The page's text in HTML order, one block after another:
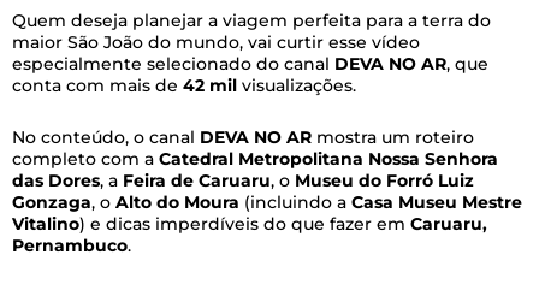
Quem deseja planejar a viagem perfeita para a terra do
maior São João do mundo, vai curtir esse vídeo
especialmente selecionado do canal DEVA NO AR, que
conta com mais de 42 mil visualizações.
No conteúdo, o canal DEVA NO AR mostra um roteiro
completo com a Catedral Metropolitana Nossa Senhora
das Dores, a Feira de Caruaru, o Museu do Forró Luiz
Gonzaga, o Alto do Moura (incluindo a Casa Museu Mestre
Vitalino) e dicas imperdíveis do que fazer em Caruaru,
Pernambuco.